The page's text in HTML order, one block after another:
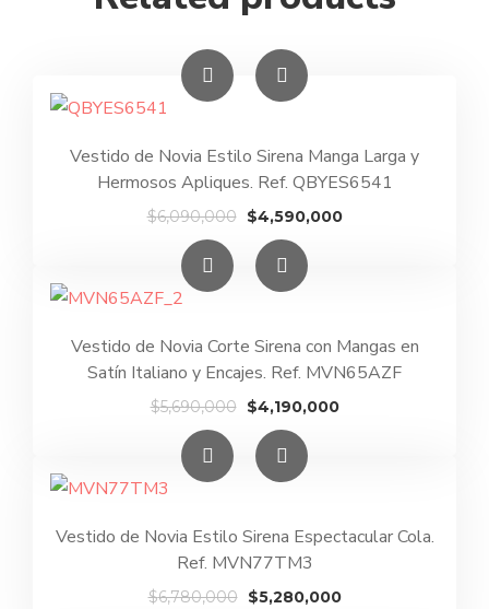
Vestido de Novia Estilo Sirena Manga Larga y
Hermosos Apliques. Ref. QBYES6541
$6,090,000 El
precio
original
era:
$4,590,000El
Vestido de Novia Corte Sirena con Mangas en
Satín Italiano y Encajes. Ref. MVN65AZF
$5,690,000 El
precio
original
era:
$4,190,000El
Vestido de Novia Estilo Sirena Espectacular Cola.
Ref. MVN77TM3
$6,780,000 El
$5,280,000El